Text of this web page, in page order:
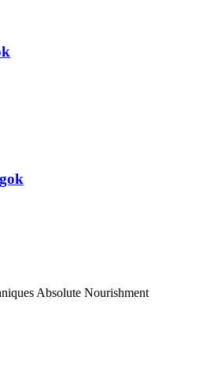
Absolute Nourishment